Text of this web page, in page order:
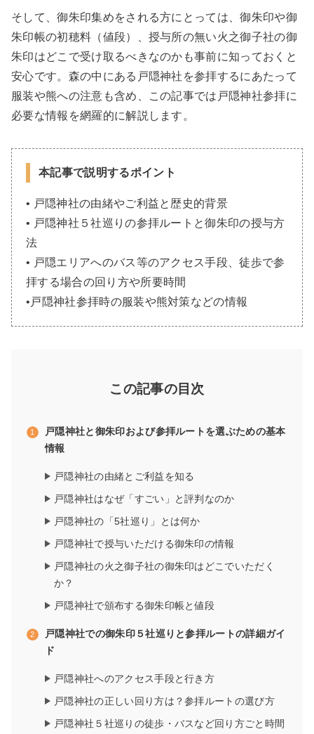
そして、御朱印集めをされる方にとっては、御朱印や御
朱印帳の初穂料（値段）、授与所の無い火之御子社の御
朱印はどこで受け取るべきなのかも事前に知っておくと
安心です。森の中にある戸隠神社を参拝するにあたって
服装や熊への注意も含め、この記事では戸隠神社参拝に
必要な情報を網羅的に解説します。
本記事で説明するポイント
• 戸隠神社の由緒やご利益と歴史的背景
• 戸隠神社５社巡りの参拝ルートと御朱印の授与方
法
• 戸隠エリアへのバス等のアクセス手段、徒歩で参
拝する場合の回り方や所要時間
•戸隠神社参拝時の服装や熊対策などの情報
この記事の目次
戸隠神社と御朱印および参拝ルートを選ぶための基本
情報
戸隠神社の由緒とご利益を知る
戸隠神社はなぜ「すごい」と評判なのか
戸隠神社の「5社巡り」とは何か
戸隠神社で授与いただける御朱印の情報
戸隠神社の火之御子社の御朱印はどこでいただく
か？
戸隠神社で頒布する御朱印帳と値段
戸隠神社での御朱印５社巡りと参拝ルートの詳細ガイ
ド
戸隠神社へのアクセス手段と行き方
戸隠神社の正しい回り方は？参拝ルートの選び方
戸隠神社５社巡りの徒歩・バスなど回り方ごと時間